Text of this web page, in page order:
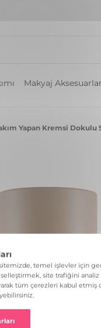
Makyaj
Yapan Kremsi